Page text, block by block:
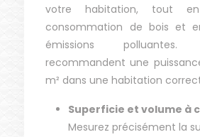
votre habitation, tout
consommation de bois et
émissions
recommandent une
m² dans une habitation
Superficie et volume à
Mesurez précisément la